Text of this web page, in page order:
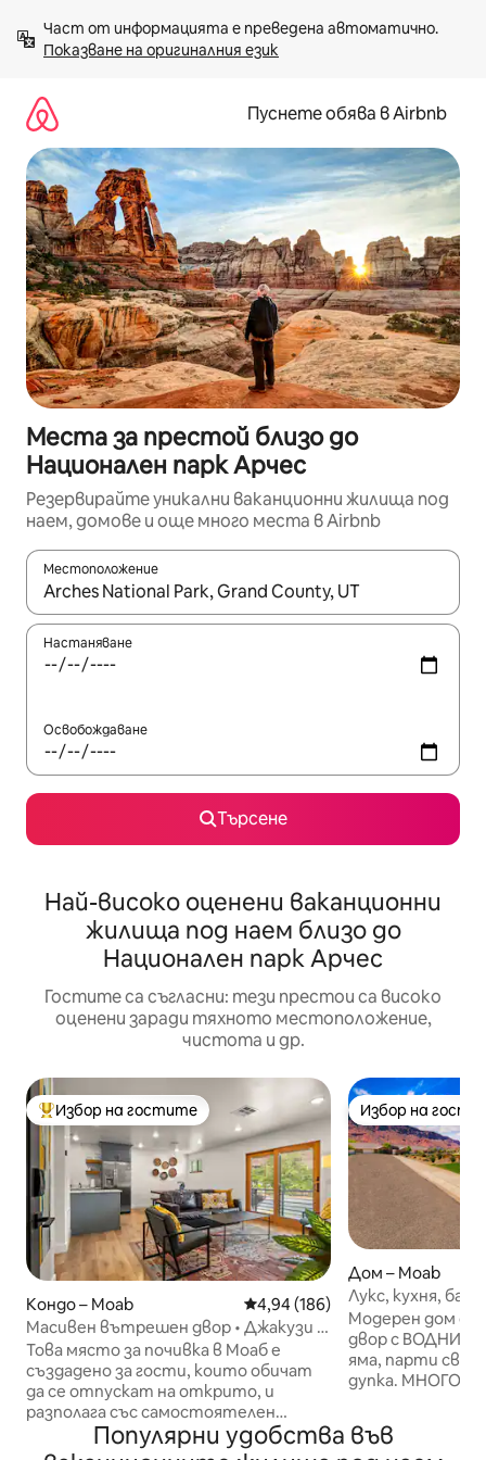
към
съдържанието
Показване на оригиналния език
Пуснете обява в Airbnb
Места за престой близо до
Национален парк Арчес
Резервирайте уникални ваканционни жилища под
наем, домове и още много места в Airbnb
Местоположение
Когато резултатите се покажат, използвайте
Настаняване
Освобождаване
Търсене
Най-високо оценени ваканционни
жилища под наем близо до
Национален парк Арчес
Гостите са съгласни: тези престои са високо
оценени заради тяхното местоположение,
чистота и др.
Най-популярен избор на гостите
Избор на гостите
Кондо – Moab Средна оценка: 4,94 от 5,
4,94 (186)
Масивен вътрешен двор • Джакузи и
грил • Център на града
Това място за почивка в Моаб е
създадено за гости, които обичат
да се отпускат на открито, и
разполага със самостоятелен
вътрешен двор, който създава
атмосфера за спокойни пустинни
Избор на
Избор на
Дом – Moab
Лукс, кухня,
вана, ЕПИЧЕН
паркинг
Модерен дом с
двор с ВОДНИ
яма, парти
дупка. МНОГО
настаняване,
микровълнова
Популярни удобства във